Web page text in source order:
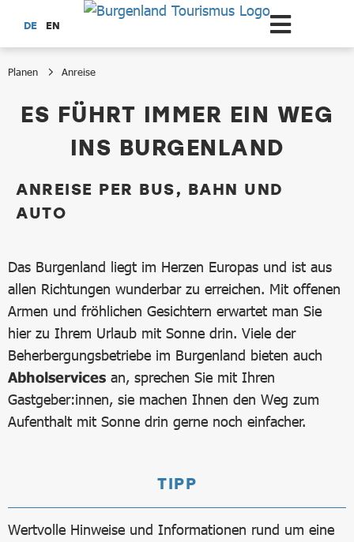
Zum Hauptinhalt springen
DE EN
Planen Anreise
AnreiseES FÜHRT IMMER EIN WEG
INS BURGENLAND
ANREISE PER BUS, BAHN UND
AUTO
Das Burgenland liegt im Herzen Europas und ist aus
allen Richtungen wunderbar zu erreichen. Mit offenen
Armen und fröhlichen Gesichtern erwartet man Sie
hier zu Ihrem Urlaub mit Sonne drin. Viele der
Beherbergungsbetriebe im Burgenland bieten auch
Abholservices an, sprechen Sie mit Ihren
Gastgeber:innen, sie machen Ihnen den Weg zum
Aufenthalt mit Sonne drin gerne noch einfacher.
TIPP
Wertvolle Hinweise und Informationen rund um eine